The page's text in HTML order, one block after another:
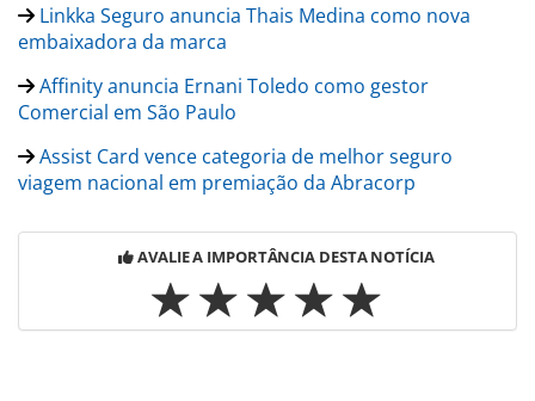
Linkka Seguro anuncia Thais Medina como nova
embaixadora da marca
Affinity anuncia Ernani Toledo como gestor
Comercial em São Paulo
Assist Card vence categoria de melhor seguro
viagem nacional em premiação da Abracorp
AVALIE A IMPORTÂNCIA DESTA NOTÍCIA